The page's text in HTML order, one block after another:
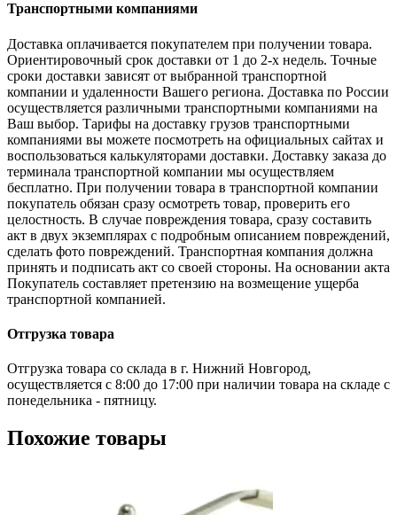
Транспортными компаниями
Доставка оплачивается покупателем при получении товара.
Ориентировочный срок доставки от 1 до 2-х недель. Точные
сроки доставки зависят от выбранной транспортной
компании и удаленности Вашего региона. Доставка по России
осуществляется различными транспортными компаниями на
Ваш выбор. Тарифы на доставку грузов транспортными
компаниями вы можете посмотреть на официальных сайтах и
воспользоваться калькуляторами доставки. Доставку заказа до
терминала транспортной компании мы осуществляем
бесплатно. При получении товара в транспортной компании
покупатель обязан сразу осмотреть товар, проверить его
целостность. В случае повреждения товара, сразу составить
акт в двух экземплярах с подробным описанием повреждений,
сделать фото повреждений. Транспортная компания должна
принять и подписать акт со своей стороны. На основании акта
Покупатель составляет претензию на возмещение ущерба
транспортной компанией.
Отгрузка товара
Отгрузка товара со склада в г. Нижний Новгород,
осуществляется с 8:00 до 17:00 при наличии товара на складе с
понедельника - пятницу.
Похожие товары